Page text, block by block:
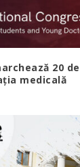
20
medicală